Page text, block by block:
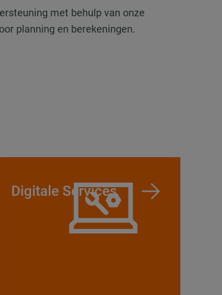
met behulp van onze
planning en berekeningen.
Digitale Services